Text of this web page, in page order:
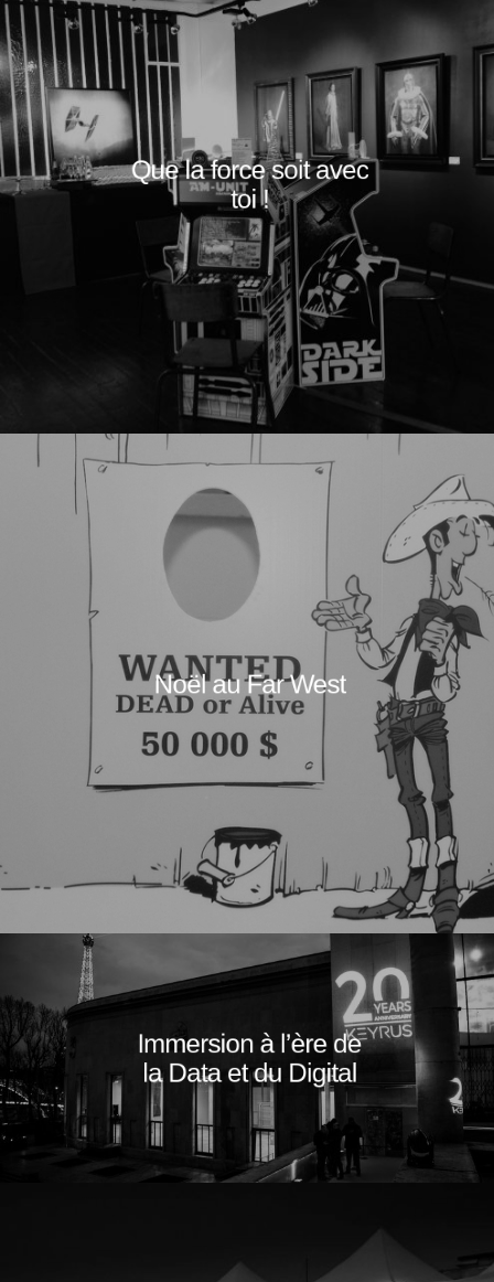
Que la force soit avec
toi !
Noël au Far West
Immersion à l’ère de
la Data et du Digital